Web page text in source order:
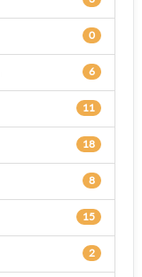
0
6
11
18
8
15
2